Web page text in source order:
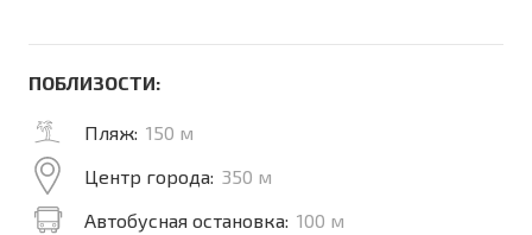
ПОБЛИЗОСТИ:
Пляж: 150 м
Центр города: 350 м
Автобусная остановка: 100 м